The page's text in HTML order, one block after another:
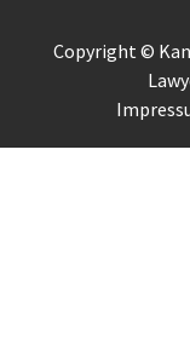
Copyright ©